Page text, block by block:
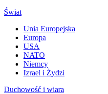
Świat
Unia Europejska
Europa
USA
NATO
Niemcy
Izrael i Żydzi
Duchowość i wiara